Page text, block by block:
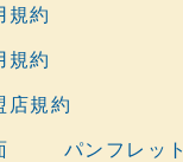
規約
規約
店規約
パンフレット